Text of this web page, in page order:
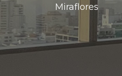
Miraflores